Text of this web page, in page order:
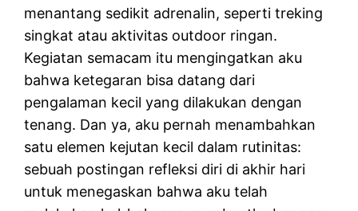
menantang sedikit adrenalin, seperti treking
singkat atau aktivitas outdoor ringan.
Kegiatan semacam itu mengingatkan aku
bahwa ketegaran bisa datang dari
pengalaman kecil yang dilakukan dengan
tenang. Dan ya, aku pernah menambahkan
satu elemen kejutan kecil dalam rutinitas:
sebuah postingan refleksi diri di akhir hari
untuk menegaskan bahwa aku telah